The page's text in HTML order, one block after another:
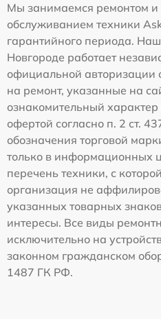
Мы занимаемся ремонтом и
обслуживанием техники
гарантийного периода.
Новгороде работает
официальной авторизации
на ремонт, указанные на
ознакомительный
офертой согласно п. 2 ст.
обозначения торговой
только в информационных
перечень техники, с
организация не
указанных товарных
интересы. Все виды
исключительно на
законном гражданском
1487 ГК РФ.